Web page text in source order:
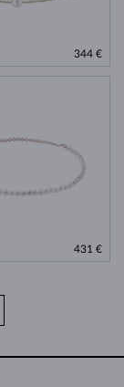
344 €
431 €